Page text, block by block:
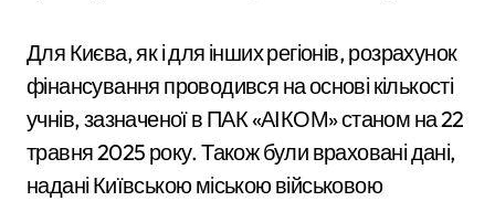
Для Києва, як і для інших регіонів, розрахунок
фінансування проводився на основі кількості
учнів, зазначеної в ПАК «АІКОМ» станом на 22
травня 2025 року. Також були враховані дані,
надані Київською міською військовою